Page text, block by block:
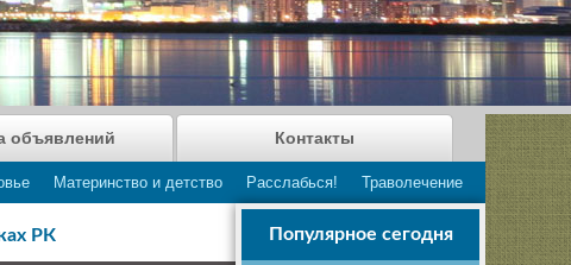
Материнство и детство Расслабься! Траволечение
объявлений Контакты
Популярное сегодня
РК